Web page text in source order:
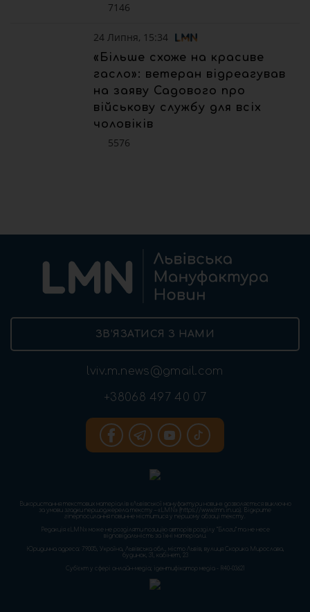
7146
24 Липня, 15:34
«Більше схоже на красиве
гасло»: ветеран відреагував
на заяву Садового про
військову службу для всіх
чоловіків
5576
ЗВ’ЯЗАТИСЯ З НАМИ
lviv.m.news@gmail.com
+38068 497 40 07
Використання текстових матеріалів «Львівської мануфактури новин» дозволяється виключно
за умови згадки першоджерела тексту – «LMN» (https://www.lmn.in.ua). Відкрите
гіперпосилання повинне міститися у першому абзаці тексту.
Редакція «LMN» може не розділяти позицію авторів розділу “Блоги” та не несе
відповідальність за їхні матеріали.
Юридична адреса: 79005, Україна, Львівська обл., місто Львів, вулиця Скорика Мирослава,
будинок, 31, кабінет, 23
Cуб'єкт у сфері онлайн-медіа; ідентифікатор медіа - R40-03621